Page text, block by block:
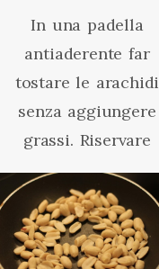
In una padella
antiaderente far
tostare le arachidi
senza aggiungere
grassi. Riservare